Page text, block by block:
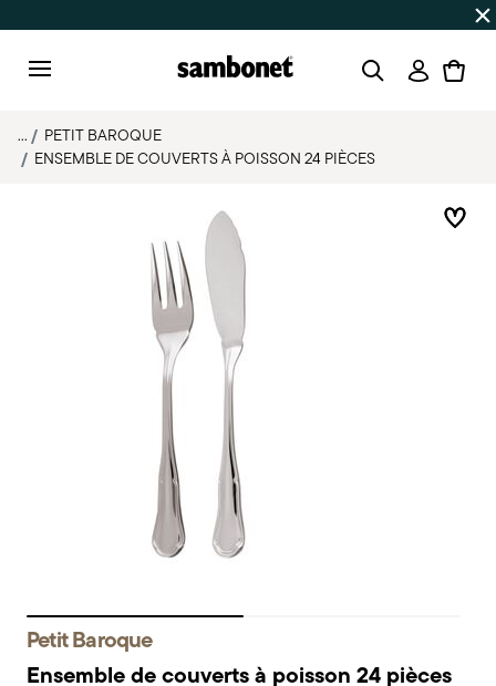
Jusqu'à 50% de réduction sur une
...
PETIT BAROQUE
ENSEMBLE DE COUVERTS À POISSON 24 PIÈCES
Petit Baroque
Ensemble de couverts à poisson 24 pièces